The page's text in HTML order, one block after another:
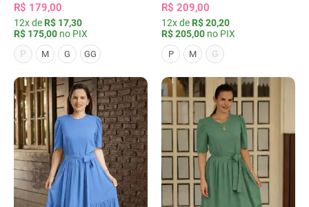
R$ 179,00
12x de R$ 17,30
R$ 175,00 no PIX
P
M G GG
R$ 209,00
12x de R$ 20,20
R$ 205,00 no PIX
P M G